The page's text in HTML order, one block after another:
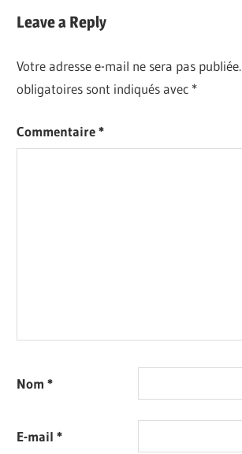
Leave a Reply
Votre adresse e-mail ne sera pas publiée.
obligatoires sont indiqués avec *
Commentaire*
Nom*
E-mail*